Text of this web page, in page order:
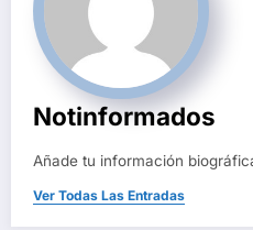
Notinformados
Añade tu información
Ver Todas Las Entradas